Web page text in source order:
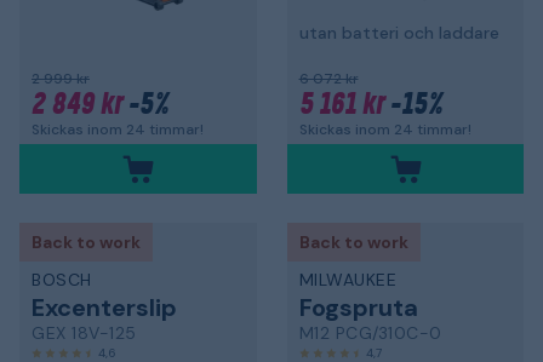
2 999 kr
2 849 kr-5%
Skickas inom 24 timmar!
utan batteri och laddare
6 072 kr
5 161 kr-15%
Skickas inom 24 timmar!
Back to work
BOSCH
Excenterslip
GEX 18V-125
4,6
Back to work
MILWAUKEE
Fogspruta
M12 PCG/310C-0
4,7